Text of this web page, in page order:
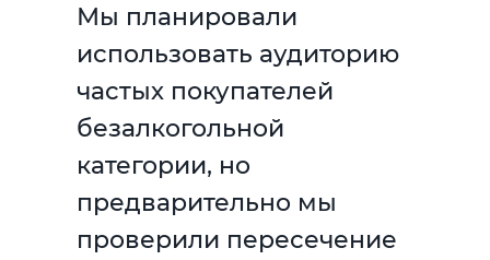
Мы планировали
использовать аудиторию
частых покупателей
безалкогольной
категории, но
предварительно мы
проверили пересечение